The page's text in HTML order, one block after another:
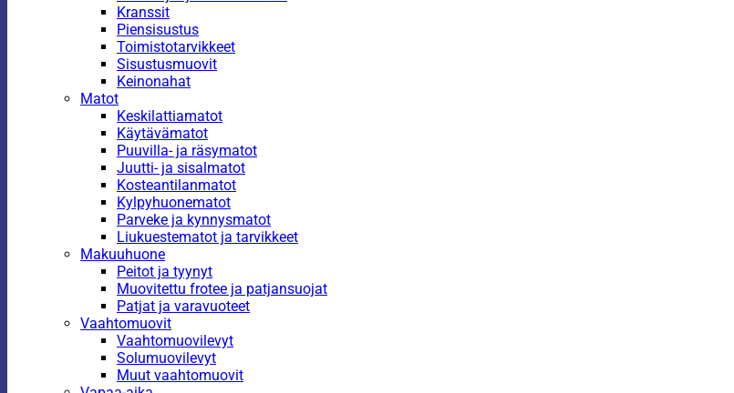
Kranssit
Piensisustus
Toimistotarvikkeet
Sisustusmuovit
Keinonahat
Matot
Keskilattiamatot
Käytävämatot
Puuvilla- ja räsymatot
Juutti- ja sisalmatot
Kosteantilanmatot
Kylpyhuonematot
Parveke ja kynnysmatot
Liukuestematot ja tarvikkeet
Makuuhuone
Peitot ja tyynyt
Muovitettu frotee ja patjansuojat
Patjat ja varavuoteet
Vaahtomuovit
Vaahtomuovilevyt
Solumuovilevyt
Muut vaahtomuovit